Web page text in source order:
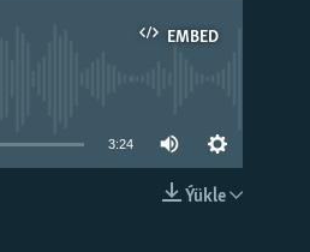
EMBED
3:24
Ýükle